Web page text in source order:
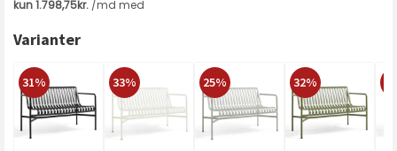
Varianter
31% 33% 25% 32%